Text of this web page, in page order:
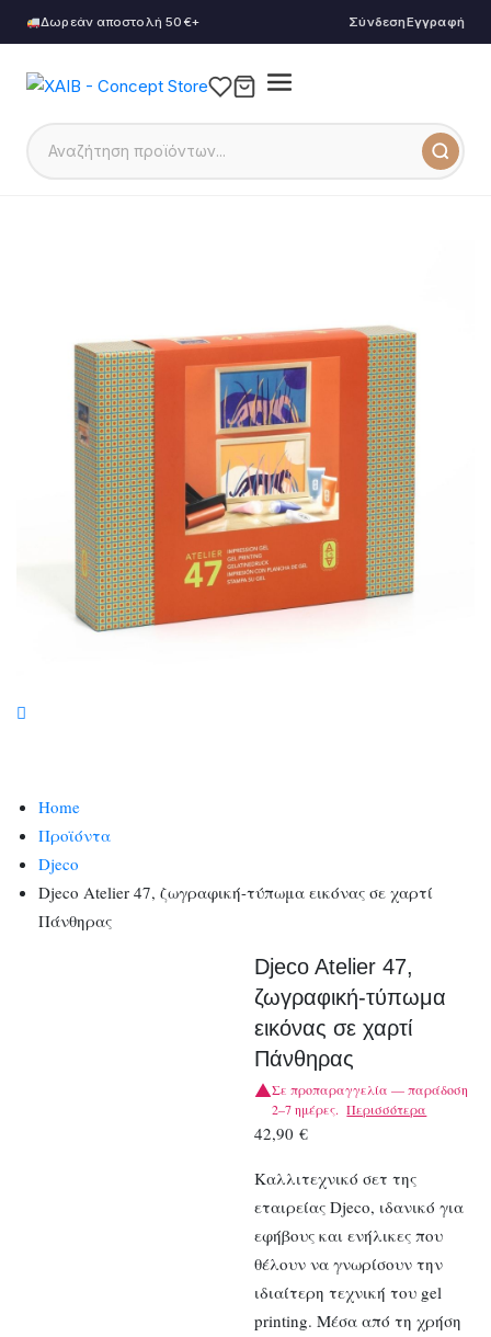
Δωρεάν αποστολή 50€+ ΣύνδεσηΕγγραφή
Home
Προϊόντα
Djeco
Djeco Atelier 47, ζωγραφική-τύπωμα εικόνας σε χαρτί
Πάνθηρας
Djeco Atelier 47,
ζωγραφική-τύπωμα
εικόνας σε χαρτί
Πάνθηρας
Σε προπαραγγελία — παράδοση
2–7 ημέρες. Περισσότερα
42,90€
Καλλιτεχνικό σετ της
εταιρείας Djeco, ιδανικό για
εφήβους και ενήλικες που
θέλουν να γνωρίσουν την
ιδιαίτερη τεχνική του gel
printing. Μέσα από τη χρήση